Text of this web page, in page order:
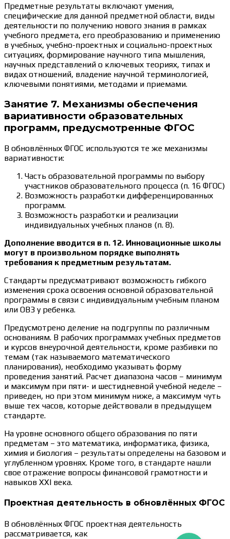
Предметные результаты включают умения,
специфические для данной предметной области, виды
деятельности по получению нового знания в рамках
учебного предмета, его преобразованию и применению
в учебных, учебно-проектных и социально-проектных
ситуациях, формирование научного типа мышления,
научных представлений о ключевых теориях, типах и
видах отношений, владение научной терминологией,
ключевыми понятиями, методами и приемами.
Занятие 7. Механизмы обеспечения
вариативности образовательных
программ, предусмотренные ФГОС
В обновлённых ФГОС используются те же механизмы
вариативности:
Часть образовательной программы по выбору
участников образовательного процесса (п. 16 ФГОС)
Возможность разработки дифференцированных
программ.
Возможность разработки и реализации
индивидуальных учебных планов (п. 8).
Дополнение вводится в п. 12. Инновационные школы
могут в произвольном порядке выполнять
требования к предметным результатам.
Стандарты предусматривают возможность гибкого
изменения срока освоения основной образовательной
программы в связи с индивидуальным учебным планом
или ОВЗ у ребенка.
Предусмотрено деление на подгруппы по различным
основаниям. В рабочих программах учебных предметов
и курсов внеурочной деятельности, кроме разбивки по
темам (так называемого математического
планирования), необходимо указывать форму
проведения занятий. Расчет диапазона часов – минимум
и максимум при пяти- и шестидневной учебной неделе –
приведен, но при этом минимум ниже, а максимум чуть
выше тех часов, которые действовали в предыдущем
стандарте.
На уровне основного общего образования по пяти
предметам – это математика, информатика, физика,
химия и биология – результаты определены на базовом и
углубленном уровнях. Кроме того, в стандарте нашли
свое отражение вопросы финансовой грамотности и
навыков XXI века.
Проектная деятельность в обновлённых ФГОС
В обновлённых ФГОС проектная деятельность
рассматривается, как